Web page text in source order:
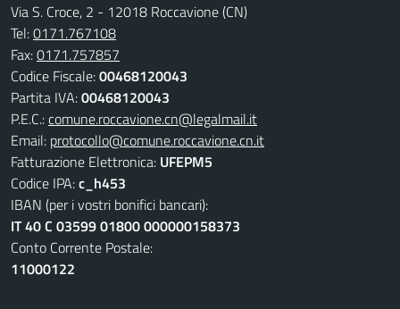
Via S. Croce, 2 - 12018 Roccavione (CN)
Tel:0171.767108
Fax:0171.757857
Codice Fiscale:00468120043
Partita IVA:00468120043
P.E.C.:comune.roccavione.cn@legalmail.it
Email: protocollo@comune.roccavione.cn.it
Fatturazione Elettronica: UFEPM5
Codice IPA:c_h453
IBAN (per i vostri bonifici bancari):
IT 40 C 03599 01800 000000158373
Conto Corrente Postale:
11000122